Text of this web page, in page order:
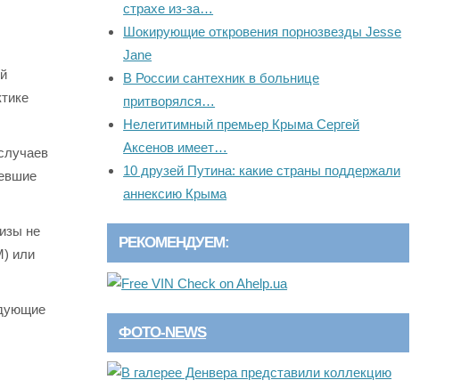
не
или
страхе из-за…
Шокирующие откровения порнозвезды Jesse
Jane
В России сантехник в больнице
притворялся…
Нелегитимный премьер Крыма Сергей
Аксенов имеет…
10 друзей Путина: какие страны поддержали
аннексию Крыма
РЕКОМЕНДУЕМ:
ФОТО-NEWS